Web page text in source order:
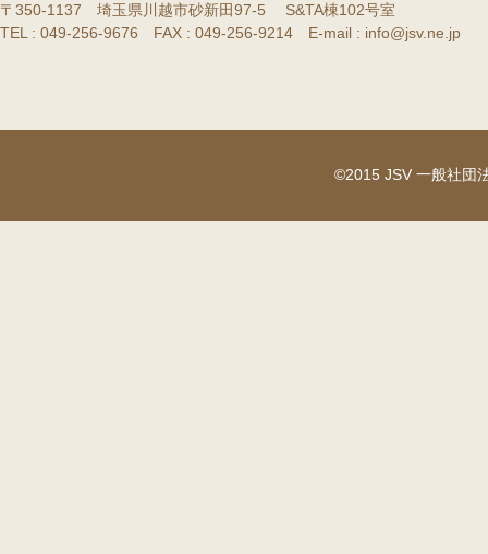
〒350-1137 埼玉県川越市砂新田97-5 S&TA棟102号室
TEL : 049-256-9676 FAX : 049-256-9214 E-mail : info@jsv.ne.jp
©2015 JSV 一般社団